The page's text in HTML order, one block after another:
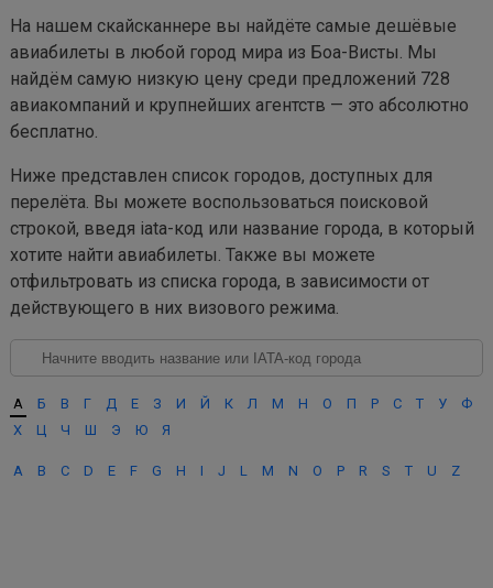
На нашем скайсканнере вы найдёте самые дешёвые
авиабилеты в любой город мира из Боа-Висты. Мы
найдём самую низкую цену среди предложений 728
авиакомпаний и крупнейших агентств — это абсолютно
бесплатно.
Ниже представлен список городов, доступных для
перелёта. Вы можете воспользоваться поисковой
строкой, введя iata-код или название города, в который
хотите найти авиабилеты. Также вы можете
отфильтровать из списка города, в зависимости от
действующего в них визового режима.
А Б В Г Д Е З И Й К Л М Н О П Р С Т У
Ф
Х
Ц Ч Ш Э Ю Я
A B C D E F G H I J L M N O P R S T U Z